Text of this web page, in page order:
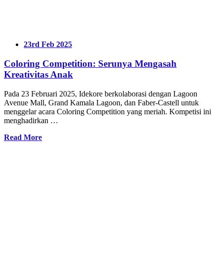
23rd Feb 2025
Coloring Competition: Serunya Mengasah
Kreativitas Anak
Pada 23 Februari 2025, Idekore berkolaborasi dengan Lagoon
Avenue Mall, Grand Kamala Lagoon, dan Faber-Castell untuk
menggelar acara Coloring Competition yang meriah. Kompetisi ini
menghadirkan …
Read More